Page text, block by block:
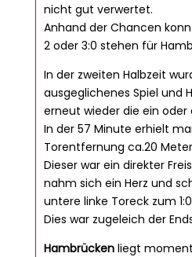
nicht gut verwertet.
Anhand der Chancen
2 oder 3:0 stehen für
In der zweiten Halbzeit
ausgeglichenes Spiel und
erneut wieder die ein oder
In der 57 Minute erhielt
Torentfernung ca.20
Dieser war ein direkter
nahm sich ein Herz und
untere linke Toreck zum
Dies war zugeleich der
Hambrückenliegt